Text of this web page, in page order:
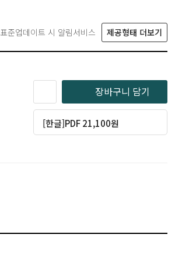
표준업데이트 시 알림서비스 제공형태 더보기
장바구니 담기
[한글]PDF 21,100원